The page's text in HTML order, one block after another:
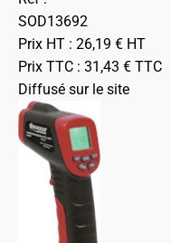
SOD13692
Prix HT : 26,19 € HT
Prix TTC : 31,43 € TTC
Diffusé sur le site